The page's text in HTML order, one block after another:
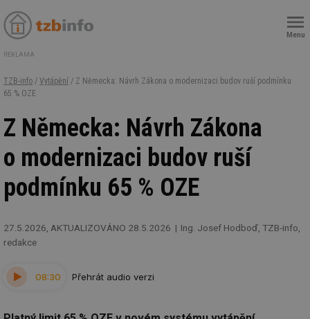
Menu
REKLAMA
TZB-info / Vytápění / Z Německa: Návrh Zákona o modernizaci budov ruší podmínku
65 % OZE
Z Německa: Návrh Zákona
o modernizaci budov ruší
podmínku 65 % OZE
27.5.2026, AKTUALIZOVÁNO 28.5.2026
Ing. Josef Hodboď, TZB-info,
redakce
08:30 Přehrát audio verzi